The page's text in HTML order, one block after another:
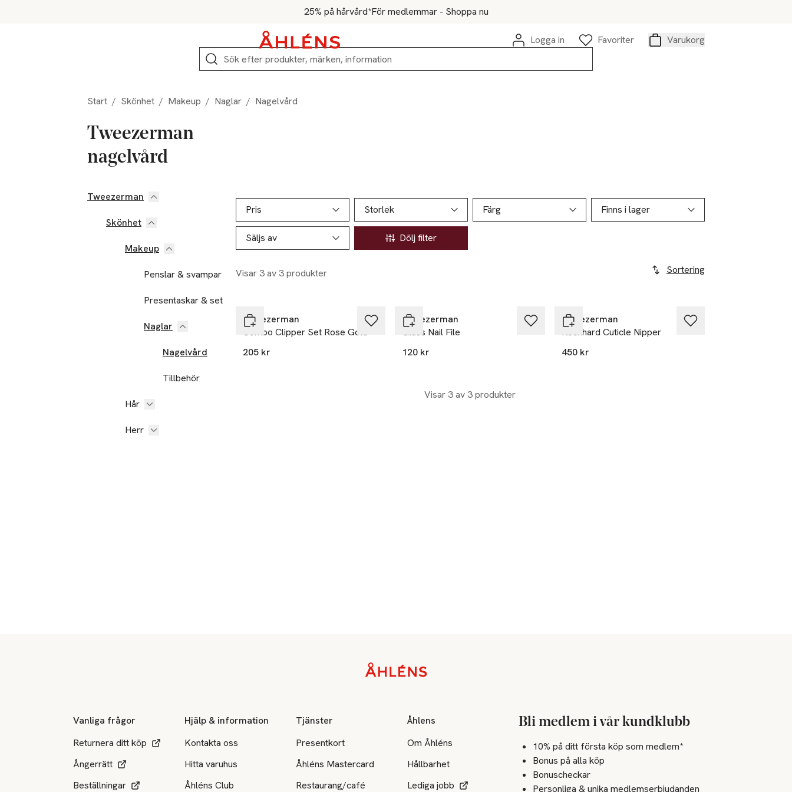
25% på hårvård*För medlemmar - Shoppa nu
Logga in
Favoriter
Varukorg
Sök
Start / Skönhet / Makeup / Naglar / Nagelvård
Tweezerman
nagelvård
Hoppa till produktsidan
Tweezerman
Skönhet
Makeup
Penslar & svampar
Presentaskar & set
Naglar
Nagelvård
Tillbehör
Hår
Herr
Hoppa till produktsidan
Pris
Storlek Färg Finns i lager
Säljs av Dölj filter
Visar 3 av 3 produkter Sortering
Lista över produkter
Tweezerman
Combo Clipper Set Rose Gold
205 kr
Tweezerman
Glass Nail File
120 kr
Tweezerman
Rockhard Cuticle Nipper
450 kr
Visar 3 av 3 produkter
Vanliga frågor
Returnera ditt köp
Ångerrätt
Beställningar
Hjälp & information
Kontakta oss
Hitta varuhus
Åhléns Club
Tjänster
Presentkort
Åhléns Mastercard
Restaurang/café
Åhlens
Om Åhléns
Hållbarhet
Lediga jobb
Bli medlem i vår kundklubb
10% på ditt första köp som medlem*
Bonus på alla köp
Bonuscheckar
Personliga & unika medlemserbjudanden